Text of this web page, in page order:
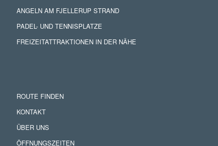
ANGELN AM FJELLERUP STRAND
PADEL- UND TENNISPLATZE
FREIZEITATTRAKTIONEN IN DER NÄHE
ROUTE FINDEN
KONTAKT
ÜBER UNS
ÖFFNUNGSZEITEN